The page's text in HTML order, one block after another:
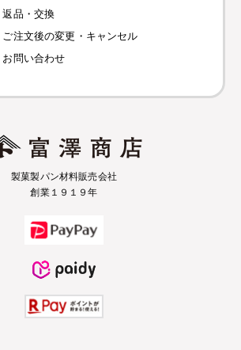
返品・交換
ご注文後の変更・キャンセル
お問い合わせ
製菓製パン材料販売会社
創業１９１９年